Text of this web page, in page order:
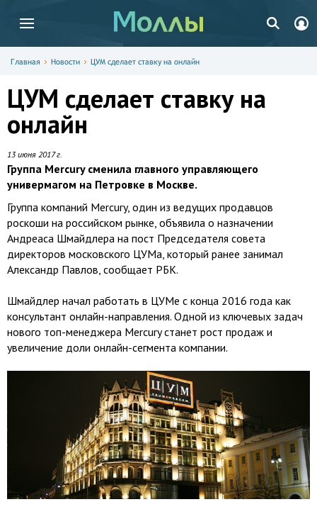
Главная Новости ЦУМ сделает ставку на онлайн
ЦУМ сделает ставку на
онлайн
13 июня 2017 г.
Группа Mercury сменила главного управляющего
универмагом на Петровке в Москве.
Группа компаний Mercury, один из ведущих продавцов
роскоши на российском рынке, объявила о назначении
Андреаса Шмайдлера на пост Председателя совета
директоров московского ЦУМа, который ранее занимал
Александр Павлов, сообщает РБК.
Шмайдлер начал работать в ЦУМе с конца 2016 года как
консультант онлайн-направления. Одной из ключевых задач
нового топ-менеджера Mercury станет рост продаж и
увеличение доли онлайн-сегмента компании.